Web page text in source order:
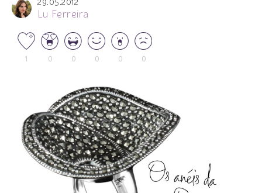
29.05.2012
Lu Ferreira
1 0 0 0 0 0